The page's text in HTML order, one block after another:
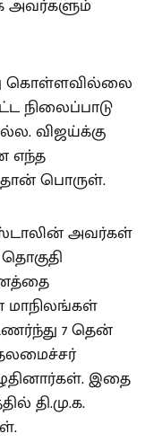
அவர்களும்
கொள்ளவில்லை
நிலைப்பாடு
விஜய்க்கு
எந்த
பொருள்.
அவர்கள்
மாநிலங்கள்
7 தென்
இதை
தி.மு.க.